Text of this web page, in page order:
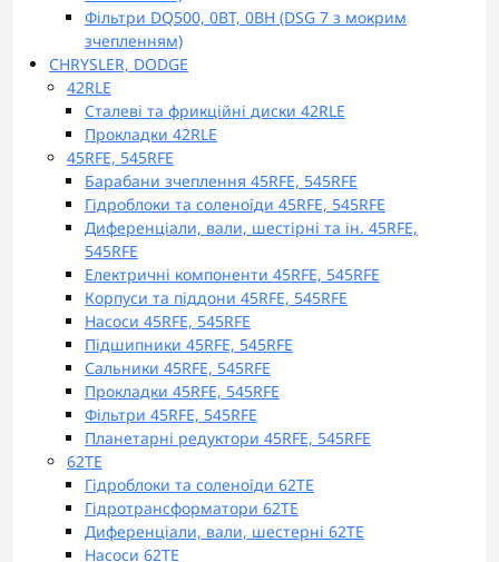
Фільтри DQ500, 0BT, 0BH (DSG 7 з мокрим
зчепленням)
CHRYSLER, DODGE
42RLE
Сталеві та фрикційні диски 42RLE
Прокладки 42RLE
45RFE, 545RFE
Барабани зчеплення 45RFE, 545RFE
Гідроблоки та соленоїди 45RFE, 545RFE
Диференціали, вали, шестірні та ін. 45RFE,
545RFE
Електричні компоненти 45RFE, 545RFE
Корпуси та піддони 45RFE, 545RFE
Насоси 45RFE, 545RFE
Підшипники 45RFE, 545RFE
Сальники 45RFE, 545RFE
Прокладки 45RFE, 545RFE
Фільтри 45RFE, 545RFE
Планетарні редуктори 45RFE, 545RFE
62TE
Гідроблоки та соленоїди 62TE
Гідротрансформатори 62TE
Диференціали, вали, шестерні 62TE
Насоси 62TE